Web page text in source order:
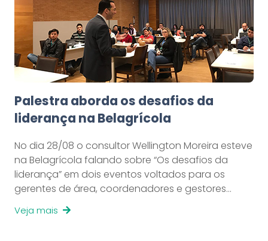
Palestra aborda os desafios da
liderança na Belagrícola
No dia 28/08 o consultor Wellington Moreira esteve
na Belagrícola falando sobre “Os desafios da
liderança” em dois eventos voltados para os
gerentes de área, coordenadores e gestores…
Veja mais